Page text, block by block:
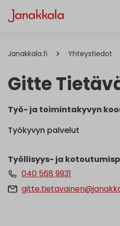
Janakkala.fi Yhteystiedot
Gitte
Työ- ja toimintakyvyn
Työkyvyn palvelut
Työllisyys- ja
040 568 9931